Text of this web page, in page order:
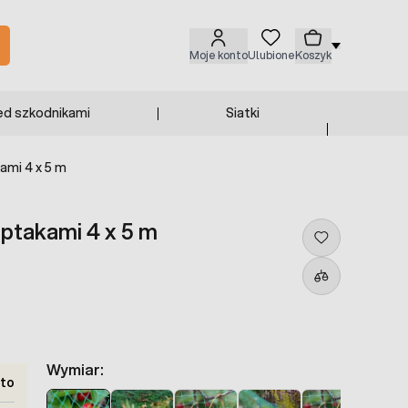
Moje kontoUlubioneKoszyk
szkodnikami Siatki
4 x 5 m
4 x 5 m
Wymiar: